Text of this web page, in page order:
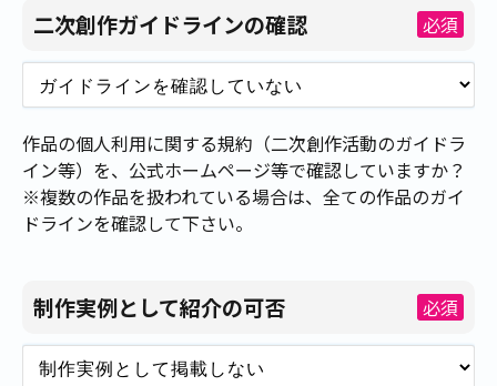
二次創作ガイドラインの確認 必須
作品の個人利用に関する規約（二次創作活動のガイドラ
イン等）を、公式ホームページ等で確認していますか？
※複数の作品を扱われている場合は、全ての作品のガイ
ドラインを確認して下さい。
制作実例として紹介の可否 必須